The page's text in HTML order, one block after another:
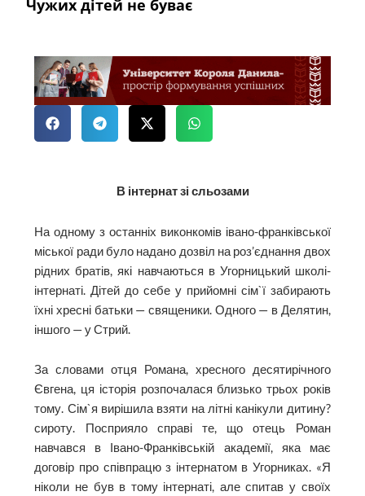
Чужих дітей не буває
В інтернат зі сльозами
На одному з останніх викон­комів івано-франківської
міської ради було надано дозвіл на роз’єднання двох
рідних братів, які навчаються в Угорницький школі-
інтернаті. Дітей до себе у прийомні сім`ї забирають
їхні хресні батьки — священики. Одного — в Делятин,
іншого — у Стрий.
За словами отця Романа, хресного десятирічного
Євгена, ця історія розпочалася близько трьох років
тому. Сім`я вирішила взяти на літні канікули дитину?
сироту. Посприяло справі те, що отець Роман
навчався в Івано-Франківській академії, яка має
договір про співпрацю з інтернатом в Угорниках. «Я
ніколи не був в тому інтернаті, але спитав у своїх